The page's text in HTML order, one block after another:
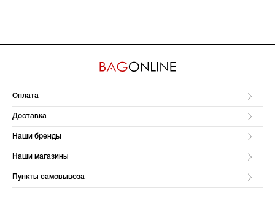
Оплата
Доставка
Наши бренды
Наши магазины
Пункты самовывоза